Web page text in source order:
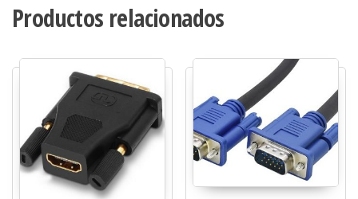
Productos relacionados